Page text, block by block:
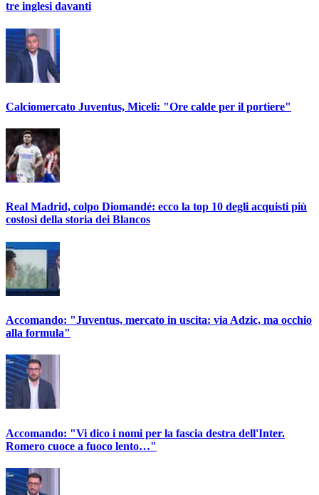
tre inglesi davanti
Calciomercato Juventus, Miceli: "Ore calde per il portiere"
Real Madrid, colpo Diomandé: ecco la top 10 degli acquisti più
costosi della storia dei Blancos
Accomando: "Juventus, mercato in uscita: via Adzic, ma occhio
alla formula"
Accomando: "Vi dico i nomi per la fascia destra dell'Inter.
Romero cuoce a fuoco lento…"